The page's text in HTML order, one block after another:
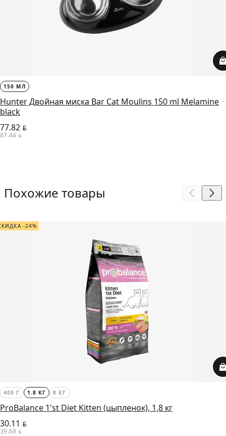
150 МЛ
Hunter Двойная миска Bar Cat Moulins 150 ml Melamine
black
77.82 BYN
87.44 BYN
Похожие товары
-24%
400 Г 1.8 КГ 8 КГ
ProBalance 1'st Diet Kitten (цыпленок), 1,8 кг
30.11 BYN
39.68 BYN